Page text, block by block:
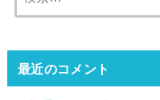
最近のコメント